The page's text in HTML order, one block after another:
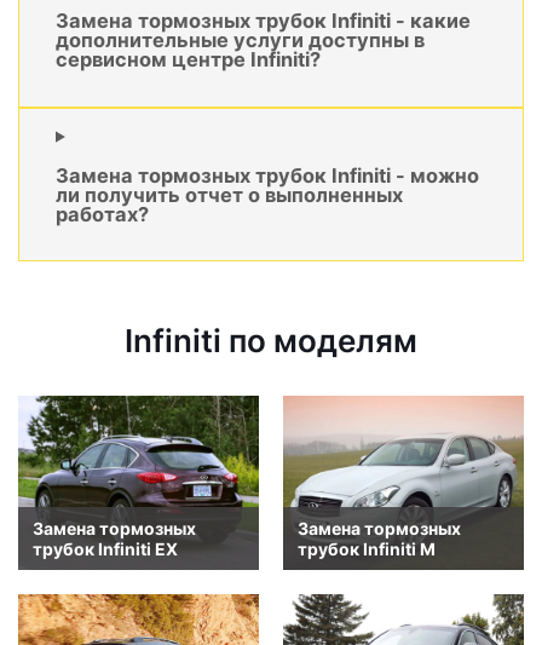
Замена тормозных трубок Infiniti - какие
дополнительные услуги доступны в
сервисном центре Infiniti?
Замена тормозных трубок Infiniti - можно
ли получить отчет о выполненных
работах?
Infiniti по моделям
Замена тормозных
трубок Infiniti EX
Замена тормозных
трубок Infiniti M